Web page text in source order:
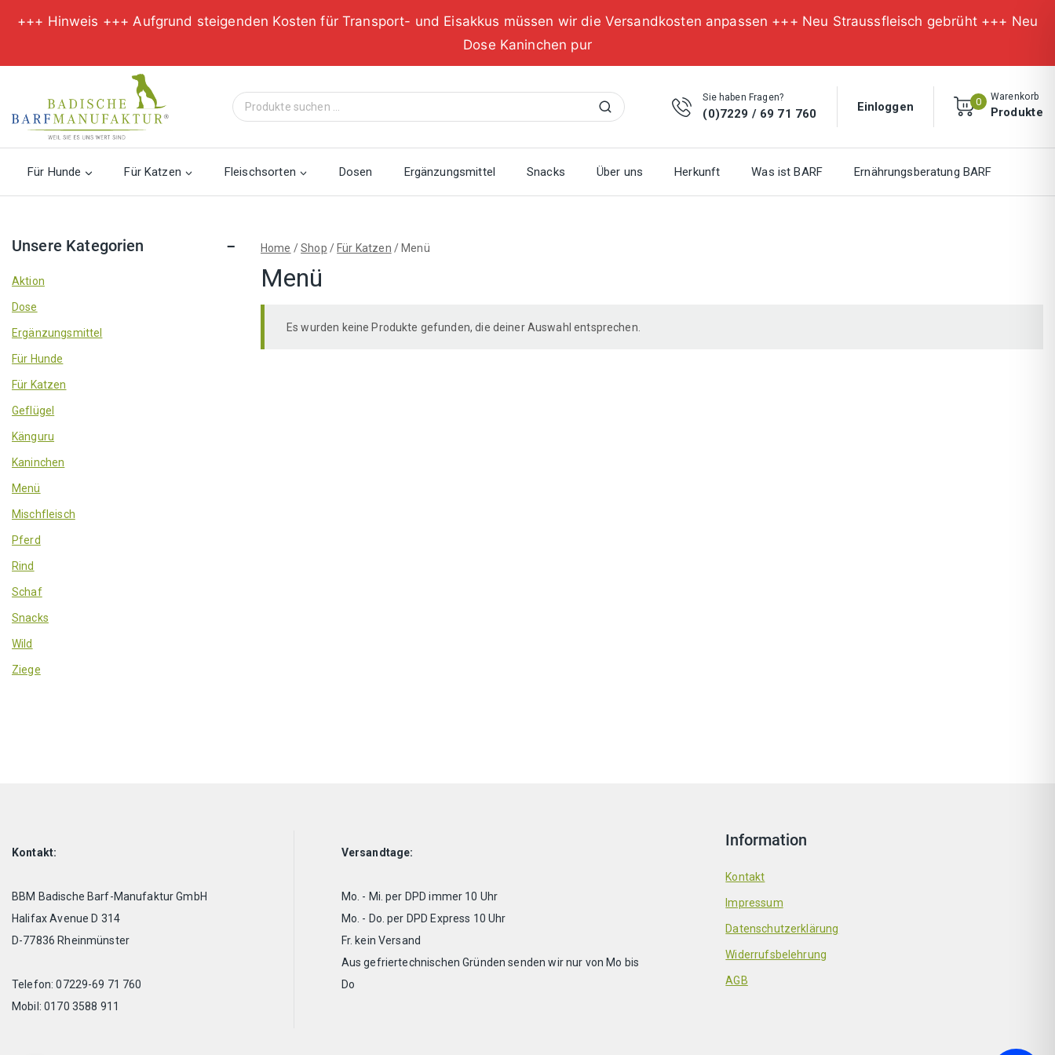
+++ Hinweis +++ Aufgrund steigenden Kosten für Transport- und Eisakkus müssen wir die Versandkosten anpassen +++ Neu Straussfleisch gebrüht +++ Neu
Dose Kaninchen pur
Suche
nach:
Suchen
Sie haben Fragen?
(0)7229 / 69 71 760
Einloggen 0 Warenkorb
Produkte
Für Hunde Für Katzen Fleischsorten Dosen Ergänzungsmittel Snacks Über uns Herkunft Was ist BARF Ernährungsberatung BARF
Home /Shop / Für Katzen / Menü
Menü
Es wurden keine Produkte gefunden, die deiner Auswahl entsprechen.
Unsere Kategorien
Aktion
Dose
Ergänzungsmittel
Für Hunde
Für Katzen
Geflügel
Känguru
Kaninchen
Menü
Mischfleisch
Pferd
Rind
Schaf
Snacks
Wild
Ziege
Kontakt:
BBM Badische Barf-Manufaktur GmbH
Halifax Avenue D 314
D-77836 Rheinmünster
Telefon: 07229-69 71 760
Mobil: 0170 3588 911
Versandtage:
Mo. - Mi. per DPD immer 10 Uhr
Mo. - Do. per DPD Express 10 Uhr
Fr. kein Versand
Aus gefriertechnischen Gründen senden wir nur von Mo bis
Do
Information
Kontakt
Impressum
Datenschutzerklärung
Widerrufsbelehrung
AGB